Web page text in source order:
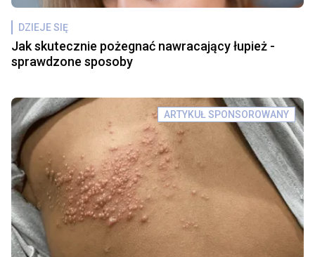
DZIEJE SIĘ
Jak skutecznie pożegnać nawracający łupież -
sprawdzone sposoby
ARTYKUŁ SPONSOROWANY